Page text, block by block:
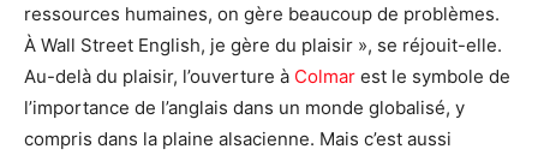
ressources humaines, on gère beaucoup de problèmes.
À Wall Street English, je gère du plaisir », se réjouit-elle.
Au-delà du plaisir, l’ouverture à Colmar est le symbole de
l’importance de l’anglais dans un monde globalisé, y
compris dans la plaine alsacienne. Mais c’est aussi